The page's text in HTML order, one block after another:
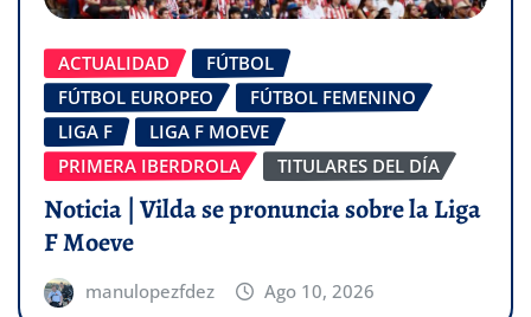
ACTUALIDAD
FÚTBOL
FÚTBOL EUROPEO
FÚTBOL FEMENINO
LIGA F
LIGA F MOEVE
PRIMERA IBERDROLA
TITULARES DEL DÍA
Noticia | Vilda se pronuncia sobre la Liga
F Moeve
manulopezfdez Ago 10, 2026